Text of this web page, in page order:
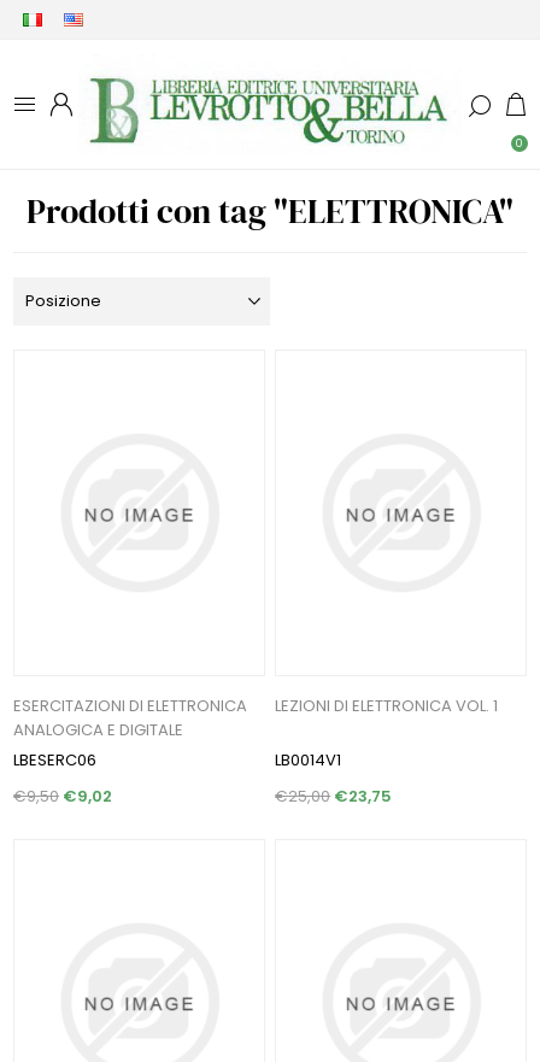
0
Prodotti con tag "ELETTRONICA"
ESERCITAZIONI DI ELETTRONICA
ANALOGICA E DIGITALE
LBESERC06
€9,50 €9,02
LEZIONI DI ELETTRONICA VOL. 1
LB0014V1
€25,00€23,75